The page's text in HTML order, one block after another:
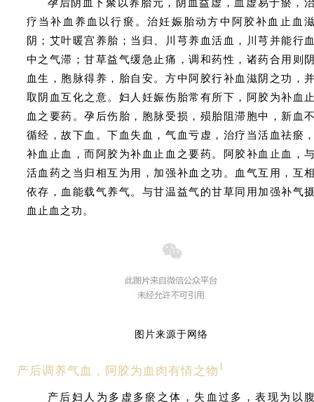
孕后阴血下聚以养胎元，阴血益虚，血虚易于瘀，
疗当补血养血以行瘀。治妊娠胎动方中阿胶补血止血
阴；艾叶暖宫养胎；当归、川芎养血活血，川芎并能行
中之气滞；甘草益气缓急止痛，调和药性，诸药合用则
血生，胞脉得养，胎自安。方中阿胶行补血滋阴之功，
取阴血互化之意。妇人妊娠伤胎常有所下，阿胶为补血
血之要药。孕后伤胎，胞脉受损，殒胎阻滞胞中，新血
循经，故下血。下血失血，气血亏虚，治疗当活血祛瘀
补血止血，而阿胶为补血止血之要药。阿胶补血止血，
活血药之当归相互为用，加强补血之功。血气互用，互
依存，血能载气养气。与甘温益气的甘草同用加强补气
血止血之功。
图片来源于网络
产后调养气血，阿胶为血肉有情之物1
产后妇人为多虚多瘀之体，失血过多，表现为以